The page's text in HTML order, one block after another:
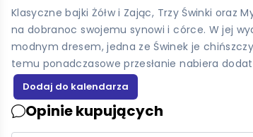
Klasyczne bajki Żółw i Zając, Trzy Świnki oraz
na dobranoc swojemu synowi i córce. W jej
modnym dresem, jedna ze Świnek je
temu ponadczasowe przesłanie nabiera
Opinie kupujących